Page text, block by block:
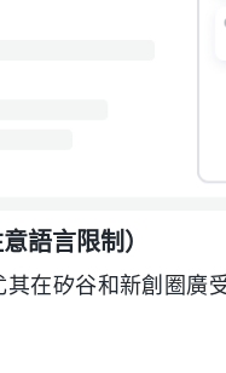
語言限制）
在矽谷和新創圈廣